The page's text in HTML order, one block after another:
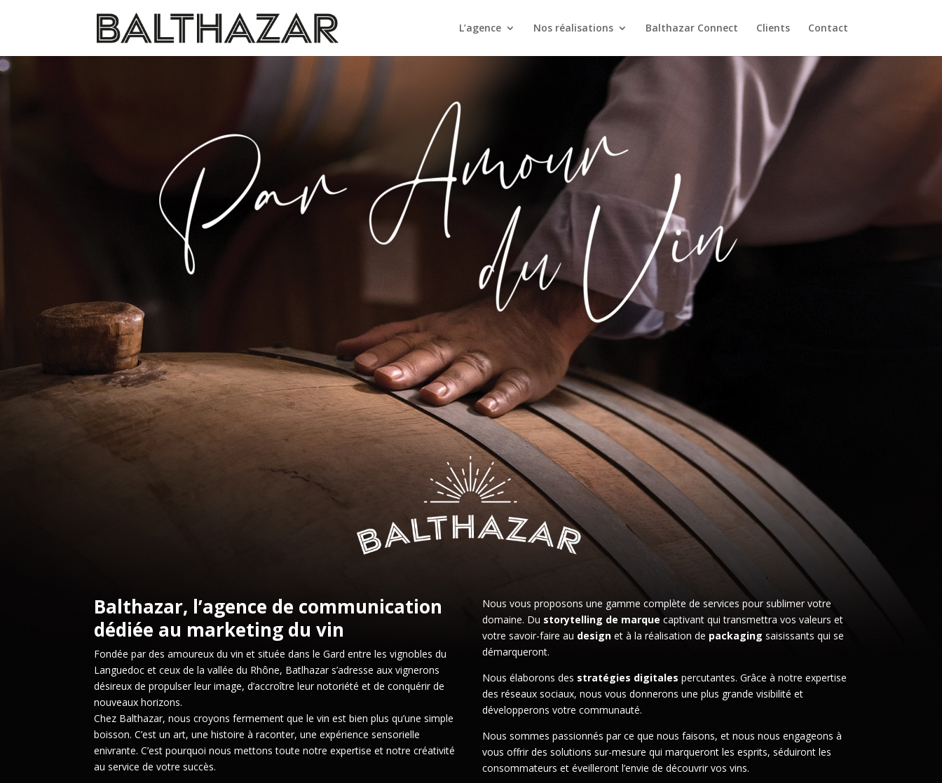
L’agence Nos réalisations Balthazar Connect Clients Contact
Balthazar, l’agence de communication
dédiée au marketing du vin
Fondée par des amoureux du vin et située dans le Gard entre les vignobles du
Languedoc et ceux de la vallée du Rhône, Batlhazar s’adresse aux vignerons
désireux de propulser leur image, d’accroître leur notoriété et de conquérir de
nouveaux horizons.
Chez Balthazar, nous croyons fermement que le vin est bien plus qu’une simple
boisson. C’est un art, une histoire à raconter, une expérience sensorielle
enivrante.C’est pourquoi nous mettons toute notre expertise et notre créativité
au service de votre succès.
Nous vous proposons une gamme complète de services pour sublimer votre
domaine. Du storytelling de marque captivant qui transmettra vos valeurs et
votre savoir-faire au design et à la réalisation de packaging saisissants qui se
démarqueront.
Nous élaborons des stratégies digitalespercutantes. Grâce à notre expertise
des réseaux sociaux, nous vous donnerons une plus grande visibilité et
développerons votre communauté.
Nous sommes passionnés par ce que nous faisons, et nous nous engageons à
vous offrir des solutions sur-mesure qui marqueront les esprits, séduiront les
consommateurs et éveilleront l’envie de découvrir vos vins.